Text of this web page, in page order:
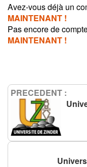
Avez-vous déjà un
MAINTENANT !
Pas encore de
MAINTENANT !
PRECEDENT :